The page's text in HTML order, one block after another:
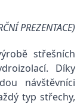
PREZENTACE)
střešních
Díky
návštěvníci
typ střechy,